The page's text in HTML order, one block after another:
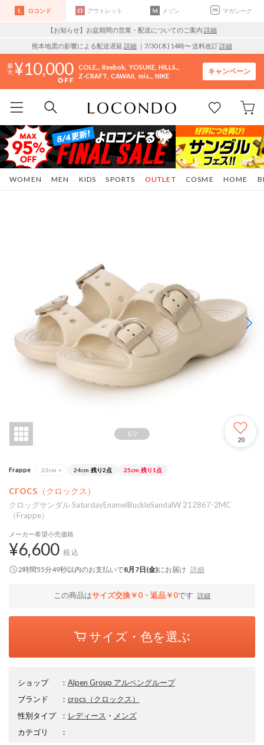
ロコンド アウトレット メゾン マガシーク
【お知らせ】お盆期間の営業・配送についてのご案内 詳細
熊本地震の影響による配送遅延 詳細 ｜7/30 (木) 14時〜 送料改訂詳細
10,000 COLE.. Reebok YOSUKE HILLS..
Z-CRAFT CAWAII mis.. NIKE
キャンペーン
WOMEN MEN KIDS SPORTS COSME HOME
OUTLET
1 /7
20
Frappe 23cm × 24cm 残り2点 25cm 残り1点
crocs （クロックス）
クロッグサンダル SaturdayEnamelBuckleSandalW 212867-2MC
（Frappe）
メーカー希望小売価格
¥6,600 税込
2時間55分48秒以内のお支払いで8月7日(金)にお届け 詳細
この商品はサイズ交換￥0・返品￥0です 詳細
サイズ・色を選ぶ
ショップ ： Alpen Group アルペングループ
ブランド
： crocs（クロックス）
性別タイプ
： レディース ・ メンズ
カテゴリ
：